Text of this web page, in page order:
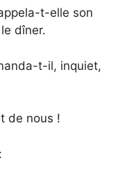
t-elle son
dîner.
t-il, inquiet,
de nous !